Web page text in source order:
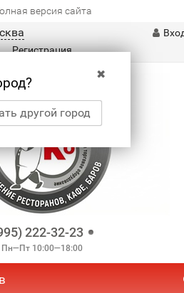
версия сайта
✖
другой город
Регистрация
222-32-23
Пн—Пт 10:00—18:00